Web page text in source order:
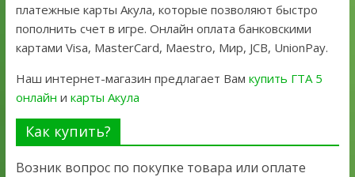
платежные карты Акула, которые позволяют быстро
пополнить счет в игре. Онлайн оплата банковскими
картами Visa, MasterCard, Maestro, Мир, JCB, UnionPay.
Наш интернет-магазин предлагает Вам купить ГТА 5
онлайн и карты Акула
Как купить?
Возник вопрос по покупке товара или оплате